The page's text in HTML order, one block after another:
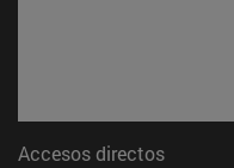
Accesos directos